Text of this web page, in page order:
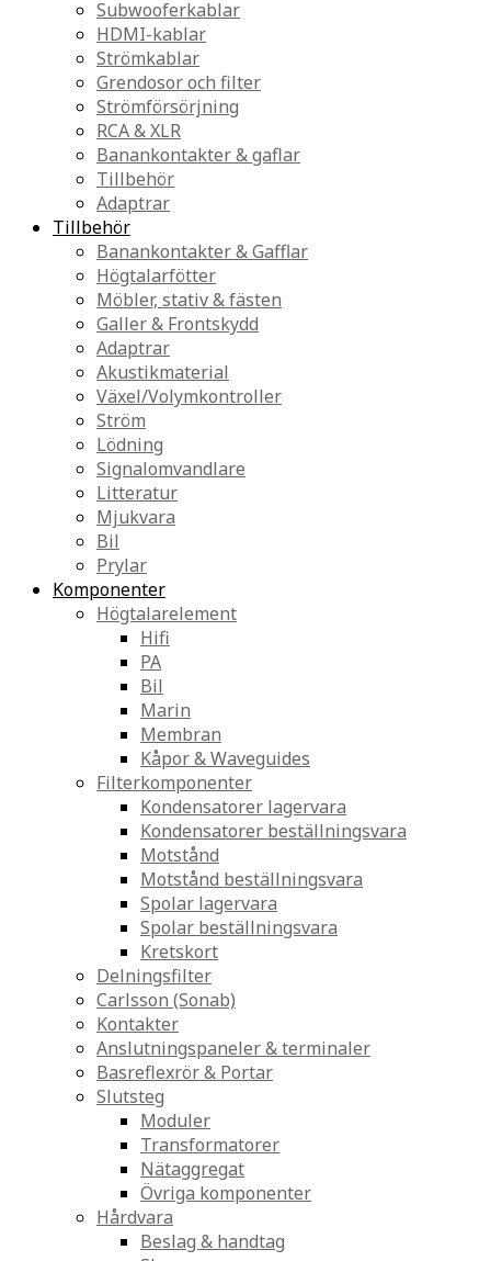
Subwooferkablar
HDMI-kablar
Strömkablar
Grendosor och filter
Strömförsörjning
RCA & XLR
Banankontakter & gaflar
Tillbehör
Adaptrar
Tillbehör
Banankontakter & Gafflar
Högtalarfötter
Möbler, stativ & fästen
Galler & Frontskydd
Adaptrar
Akustikmaterial
Växel/Volymkontroller
Ström
Lödning
Signalomvandlare
Litteratur
Mjukvara
Bil
Prylar
Komponenter
Högtalarelement
Hifi
PA
Bil
Marin
Membran
Kåpor & Waveguides
Filterkomponenter
Kondensatorer lagervara
Kondensatorer beställningsvara
Motstånd
Motstånd beställningsvara
Spolar lagervara
Spolar beställningsvara
Kretskort
Delningsfilter
Carlsson (Sonab)
Kontakter
Anslutningspaneler & terminaler
Basreflexrör & Portar
Slutsteg
Moduler
Transformatorer
Nätaggregat
Övriga komponenter
Hårdvara
Beslag & handtag